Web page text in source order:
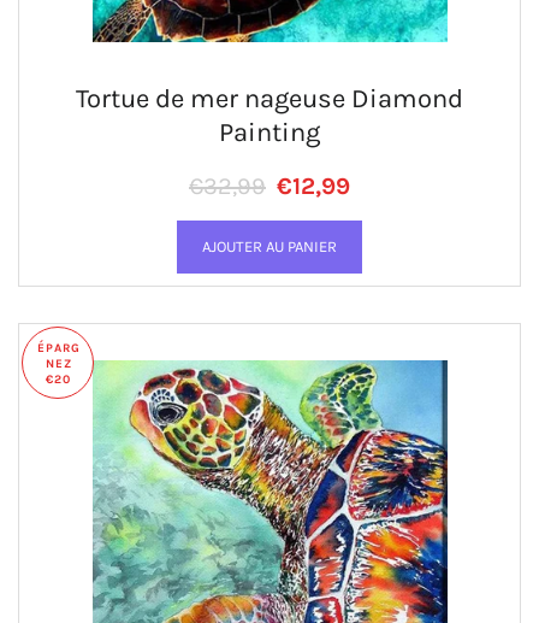
Tortue de mer nageuse Diamond
Painting
Prix régulier
€32,99 PRIX RÉDUIT
€12,99
ÉPARG
NEZ
€20OBTENEZ 10% DE
RÉDUCTION SUR
VOTRE PREMIÈRE
COMMANDE